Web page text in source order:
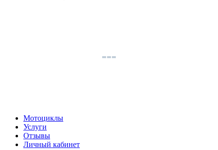
Мотоциклы
Услуги
Отзывы
Личный кабинет